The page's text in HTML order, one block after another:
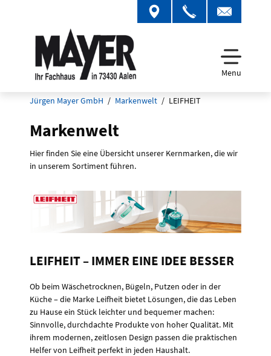
Menu
Jürgen Mayer GmbH Markenwelt LEIFHEIT
Markenwelt
Hier finden Sie eine Übersicht unserer Kernmarken, die wir
in unserem Sortiment führen.
LEIFHEIT – IMMER EINE IDEE BESSER
Ob beim Wäschetrocknen, Bügeln, Putzen oder in der
Küche – die Marke Leifheit bietet Lösungen, die das Leben
zu Hause ein Stück leichter und bequemer machen:
Sinnvolle, durchdachte Produkte von hoher Qualität. Mit
ihrem modernen, zeitlosen Design passen die praktischen
Helfer von Leifheit perfekt in jeden Haushalt.